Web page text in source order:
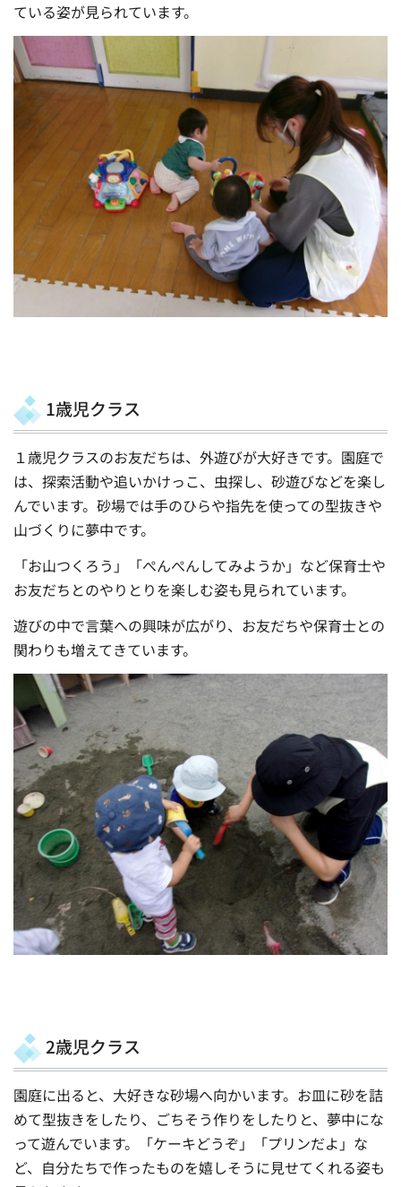
ている姿が見られています。
1歳児クラス
１歳児クラスのお友だちは、外遊びが大好きです。園庭で
は、探索活動や追いかけっこ、虫探し、砂遊びなどを楽し
んでいます。砂場では手のひらや指先を使っての型抜きや
山づくりに夢中です。
「お山つくろう」「ぺんぺんしてみようか」など保育士や
お友だちとのやりとりを楽しむ姿も見られています。
遊びの中で言葉への興味が広がり、お友だちや保育士との
関わりも増えてきています。
2歳児クラス
園庭に出ると、大好きな砂場へ向かいます。お皿に砂を詰
めて型抜きをしたり、ごちそう作りをしたりと、夢中にな
って遊んでいます。「ケーキどうぞ」「プリンだよ」な
ど、自分たちで作ったものを嬉しそうに見せてくれる姿も